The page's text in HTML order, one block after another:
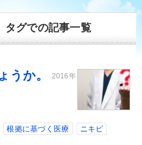
タグでの記事一覧
うか。 2016年
根拠に基づく医療 ニキビ